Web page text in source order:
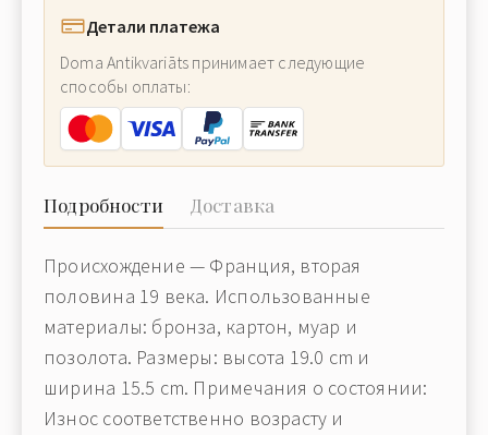
Детали платежа
Doma Antikvariāts принимает следующие
способы оплаты:
Подробности Доставка
Происхождение — Франция, вторая
половина 19 века. Использованные
материалы: бронза, картон, муар и
позолота. Размеры: высота 19.0 cm и
ширина 15.5 cm. Примечания о состоянии:
Износ соответственно возрасту и